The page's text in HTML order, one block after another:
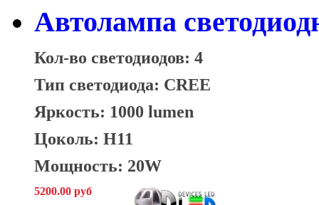
Автолампа
Кол-во светодиодов: 4
Тип светодиода: CREE
Яркость: 1000 lumen
Цоколь: H11
Мощность: 20W
5200.00 руб